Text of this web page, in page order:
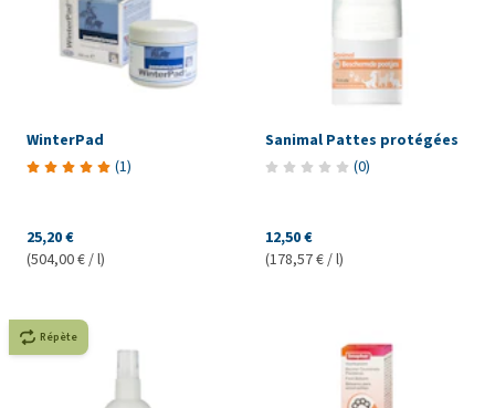
WinterPad
(1)
25,20 €
(504,00 € / l)
Sanimal Pattes protégées
(0)
12,50 €
(178,57 € / l)
Répète